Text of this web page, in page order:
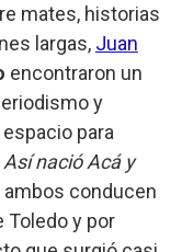
mates, historias
largas, Juan
encontraron un
y
para
Así nació Acá y
ambos conducen
Toledo y por